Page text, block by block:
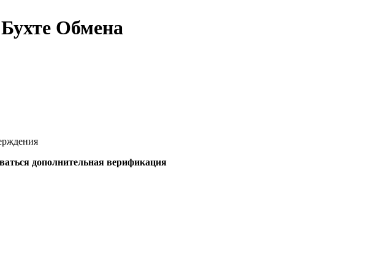
Обмена
дополнительная верификация